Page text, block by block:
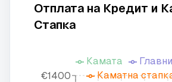
Отплата на Кредит и
Стапка
€1400
Камата
Каматна